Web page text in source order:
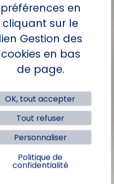
préférences en
cliquant sur le
Gestion des
cookies en bas
de page.
OK, tout accepter
Tout refuser
Personnaliser
Politique de
confidentialité